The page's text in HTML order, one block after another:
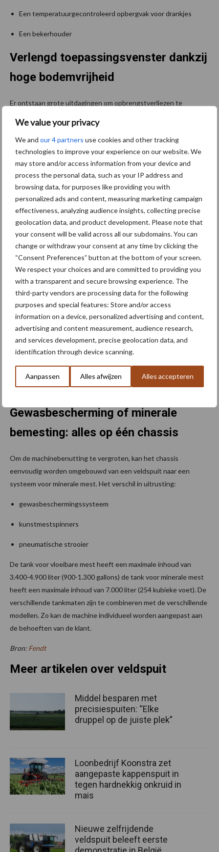
We value your privacy
We and our 4 partners use cookies and other tracking
technologies to improve your experience on our website. We
may store and/or access information from your device and
process the personal data, such as your IP address and
browsing data, for purposes like providing you with
personalized ads and content, measuring marketing campaign
effectiveness, analyzing audience insights, collecting precise
geolocation data, and product development. Please note that
your consent will be valid across all our subdomains. You can
change or withdraw your consent at any time by clicking the
“Consent Preferences” button at the bottom of your screen.
We respect your choices and are committed to providing you
with a transparent and secure browsing experience. The
third-party vendors are processing data for the following
purposes and special features: Store and/or access
information on a device, personalized advertising and content,
advertising and content measurement, audience research,
and services development, precise geolocation data, and
identification through device scanning.
Aanpassen Alles afwijzen Alles accepteren
Een temperatuurgecontroleerd opbergvak voor drankjes
Een bekerhouder
Verlengd toepassingsvenster dankzij
hoge bodemvrijheid
Er ontstaan grote uitdagingen om opbrengstverliezen te
toepast. Het chassis van de Fendt Rogator 900 kan met een druk
op de knop worden opgetild. De Fendt Rogator 900-modellen
hebben standaard een bodemvrijheid van minimaal 142 cm (56
inch) of meer, afhankelijk van de gekozen band. Voor zowel de
Fendt Rogator 934 als de 937 is een speciale High Clearance-
variant leverbaar. Daardoor kan het chassis, afhankelijk van de
gekozen band, tot 193 cm (76 inch) worden opgetild. Met de High
wanneer de planten al een groeihoogte van maximaal twee meter
hebben bereikt, zonder opbrengstverlies worden ingezet in mais-
of zonnebloemteelt.
Gewasbescherming of minerale
bemesting: alles op één chassis
Om de machinebenutting te vergroten, kan het chassis
eenvoudig worden omgebouwd van een veldspuit naar een
systeem voor minerale mest. Het verschil in uitrusting:
gewasbeschermingssysteem
kunstmestspinners
pneumatische strooier
De tank voor vloeibare mest heeft een maximale inhoud van
3.400-4.900 liter (900-1.300 gallons) de tank voor minerale mest
heeft een maximale inhoud van 7.000 liter (254 kubieke voet). De
verschillende tankmaten zijn te combineren met de verschillende
modellen. Zo kan de machine individueel worden aangepast aan
de behoeften van de klant.
Bron: Fendt
Meer artikelen over veldspuit
Middel besparen met
precisiespuiten: “Elke
druppel op de juiste plek”
Loonbedrijf Koonstra zet
aangepaste kappenspuit in
tegen hardnekkig onkruid in
mais
Nieuwe zelfrijdende
veldspuit beleeft eerste